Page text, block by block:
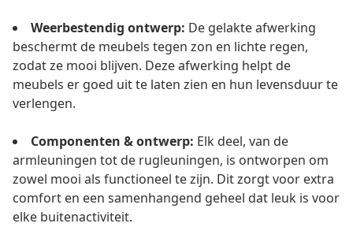
Weerbestendig ontwerp: De gelakte afwerking
beschermt de meubels tegen zon en lichte regen,
zodat ze mooi blijven. Deze afwerking helpt de
meubels er goed uit te laten zien en hun levensduur te
verlengen.
Componenten & ontwerp: Elk deel, van de
armleuningen tot de rugleuningen, is ontworpen om
zowel mooi als functioneel te zijn. Dit zorgt voor extra
comfort en een samenhangend geheel dat leuk is voor
elke buitenactiviteit.